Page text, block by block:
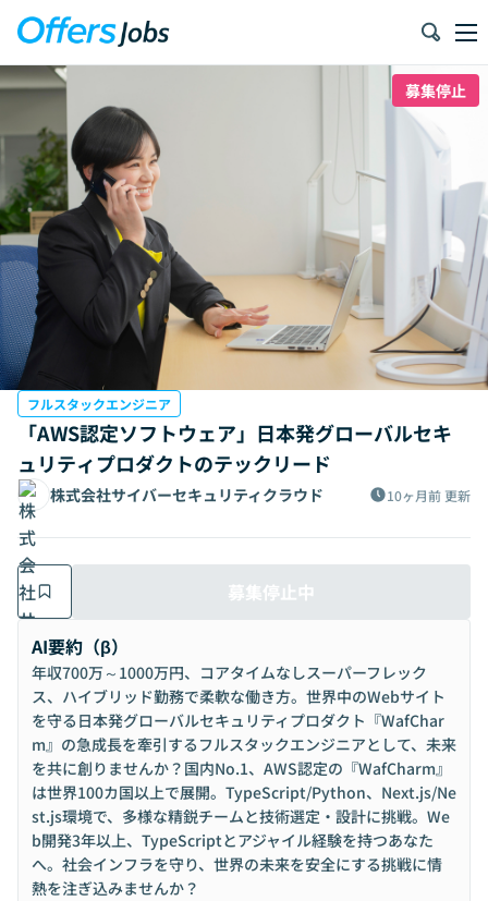
募集停止
フルスタックエンジニア
「AWS認定ソフトウェア」日本発グローバルセキ
ュリティプロダクトのテックリード
株式会社サイバーセキュリティクラウド 10ヶ月前 更新
募集停止中
AI要約（β）
年収700万～1000万円、コアタイムなしスーパーフレック
ス、ハイブリッド勤務で柔軟な働き方。世界中のWebサイト
を守る日本発グローバルセキュリティプロダクト『WafChar
m』の急成長を牽引するフルスタックエンジニアとして、未来
を共に創りませんか？国内No.1、AWS認定の『WafCharm』
は世界100カ国以上で展開。TypeScript/Python、Next.js/Ne
st.js環境で、多様な精鋭チームと技術選定・設計に挑戦。We
b開発3年以上、TypeScriptとアジャイル経験を持つあなた
へ。社会インフラを守り、世界の未来を安全にする挑戦に情
熱を注ぎ込みませんか？